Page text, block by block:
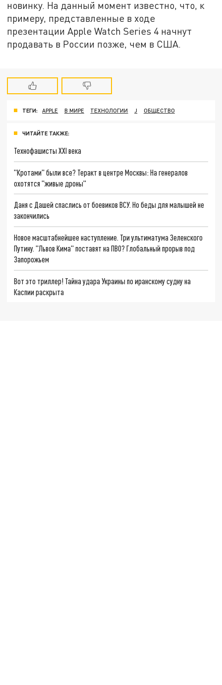
новинку. На данный момент известно, что, к
примеру, представленные в ходе
презентации Apple Watch Series 4 начнут
продавать в России позже, чем в США.
ТЕГИ: APPLE В МИРЕ ТЕХНОЛОГИИ J ОБЩЕСТВО
ЧИТАЙТЕ ТАКЖЕ:
Технофашисты XXI века
"Кротами" были все? Теракт в центре Москвы: На генералов
охотятся "живые дроны"
Даня с Дашей спаслись от боевиков ВСУ. Но беды для малышей не
закончились
Новое масштабнейшее наступление. Три ультиматума Зеленского
Путину. "Львов Кима" поставят на ПВО? Глобальный прорыв под
Запорожьем
Вот это триллер! Тайна удара Украины по иранскому судну на
Каспии раскрыта